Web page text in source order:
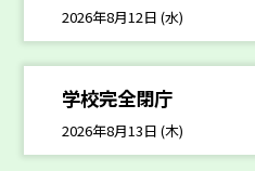
2026年8月12日 (水)
学校完全閉庁
2026年8月13日 (木)